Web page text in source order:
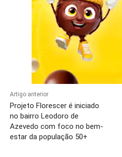
Artigo anterior
Projeto Florescer é iniciado
no bairro Leodoro de
Azevedo com foco no bem-
estar da população 50+